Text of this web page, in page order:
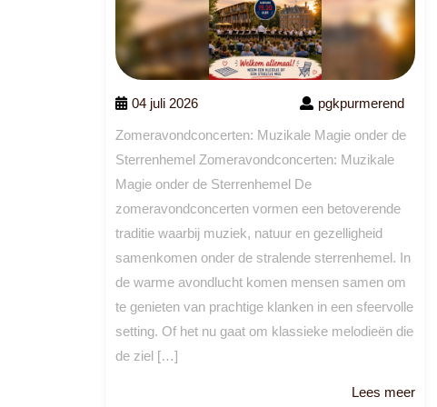
04 juli 2026 pgkpurmerend
Zomeravondconcerten: Muzikale Magie onder de
Sterrenhemel Zomeravondconcerten: Muzikale
Magie onder de Sterrenhemel De
zomeravondconcerten vormen een betoverende
traditie waarbij muziek, natuur en gezelligheid
samenkomen onder de stralende sterrenhemel. In
de warme avondlucht komen mensen samen om
te genieten van prachtige klanken in een sfeervolle
setting. Of het nu gaat om klassieke melodieën die
de ziel […]
Lees meerLees